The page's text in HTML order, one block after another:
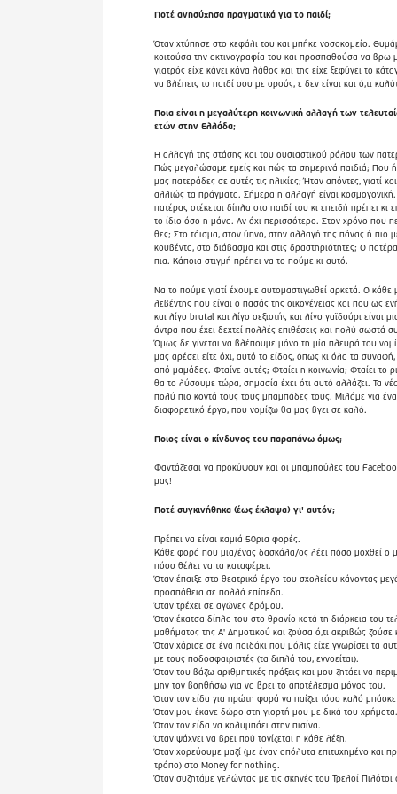
Ποτέ ανησύχησα πραγματικά για το παιδί;
Όταν χτύπησε στο κεφάλι του και μπήκε νοσοκομείο.
κοιτούσα την ακτινογραφία του και προσπαθούσα να βρω
γιατρός είχε κάνει κάνα λάθος και της είχε ξεφύγει το
να βλέπεις το παιδί σου με ορούς, ε δεν είναι και ό,τι
Ποια είναι η μεγαλύτερη κοινωνική αλλαγή των
ετών στην Ελλάδα;
Η αλλαγή της στάσης και του ουσιαστικού ρόλου των
Πώς μεγαλώσαμε εμείς και πώς τα σημερινά παιδιά; Που
μας πατεράδες σε αυτές τις ηλικίες; Ήταν απόντες, γιατί
αλλιώς τα πράγματα. Σήμερα η αλλαγή είναι
πατέρας στέκεται δίπλα στο παιδί του κι επειδή πρέπει κι
το ίδιο όσο η μάνα. Αν όχι περισσότερο. Στον χρόνο που
θες; Στο τάισμα, στον ύπνο, στην αλλαγή της πάνας ή πιο
κουβέντα, στο διάβασμα και στις δραστηριότητες; Ο
πια. Κάποια στιγμή πρέπει να το πούμε κι αυτό.
Να το πούμε γιατί έχουμε αυτομαστιγωθεί αρκετά. Ο κάθε
λεβέντης που είναι ο πασάς της οικογένειας και που ως
και λίγο brutal και λίγο σεξιστής και λίγο γαϊδούρι είναι
άντρα που έχει δεχτεί πολλές επιθέσεις και πολύ σωστά
Όμως δε γίνεται να βλέπουμε μόνο τη μία πλευρά του
μας αρέσει είτε όχι, αυτό το είδος, όπως κι όλα τα
από μαμάδες. Φταίνε αυτές; Φταίει η κοινωνία; Φταίει το
θα το λύσουμε τώρα, σημασία έχει ότι αυτό αλλάζει. Τα
πολύ πιο κοντά τους τους μπαμπάδες τους. Μιλάμε για
διαφορετικό έργο, που νομίζω θα μας βγει σε καλό.
Ποιος είναι ο κίνδυνος του παραπάνω όμως;
Φαντάζεσαι να προκύψουν και οι μπαμπούλες του
μας!
Ποτέ συγκινήθηκα (έως έκλαψα) γι' αυτόν;
Πρέπει να είναι καμιά 50ρια φορές.
Κάθε φορά που μια/ένας δασκάλα/ος λέει πόσο μοχθεί ο
πόσο θέλει να τα καταφέρει.
Όταν έπαιξε στο θεατρικό έργο του σχολείου κάνοντας
προσπάθεια σε πολλά επίπεδα.
Όταν τρέχει σε αγώνες δρόμου.
Όταν έκατσα δίπλα του στο θρανίο κατά τη διάρκεια του
μαθήματος της Α' Δημοτικού και ζούσα ό,τι ακριβώς ζούσε
Όταν χάρισε σε ένα παιδάκι που μόλις είχε γνωρίσει τα
με τους ποδοσφαιριστές (τα διπλά του, εννοείται).
Όταν του βάζω αριθμητικές πράξεις και μου ζητάει να
μην τον βοηθήσω για να βρει το αποτέλεσμα μόνος του.
Όταν τον είδα για πρώτη φορά να παίζει τόσο καλό
Όταν μου έκανε δώρο στη γιορτή μου με δικά του χρήματα.
Όταν τον είδα να κολυμπάει στην πισίνα.
Όταν ψάχνει να βρει πού τονίζεται η κάθε λέξη.
Όταν χορεύουμε μαζί (με έναν απόλυτα επιτυχημένο και
τρόπο) στο Money for nothing.
Όταν συζητάμε γελώντας με τις σκηνές του Τρελοί